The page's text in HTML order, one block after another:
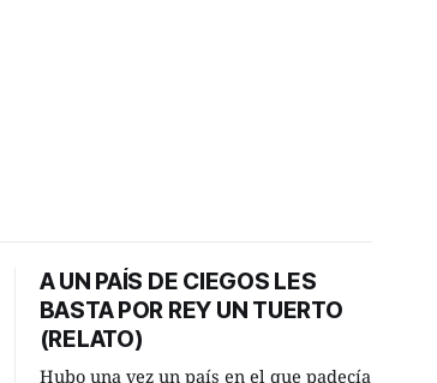
A UN PAÍS DE CIEGOS LES
BASTA POR REY UN TUERTO
(RELATO)
Hubo una vez un país en el que padecía